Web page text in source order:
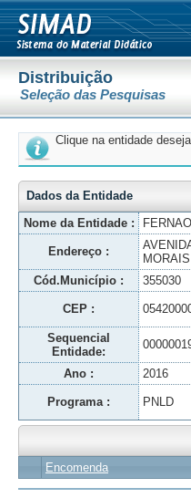
Distribuição
Seleção das Pesquisas
Clique na entidade
Dados da Entidade
Nome da Entidade :
Endereço :
MORAIS
Cód.Município : 355030
CEP :
Sequencial
Entidade:
Ano : 2016
Programa : PNLD
Encomenda